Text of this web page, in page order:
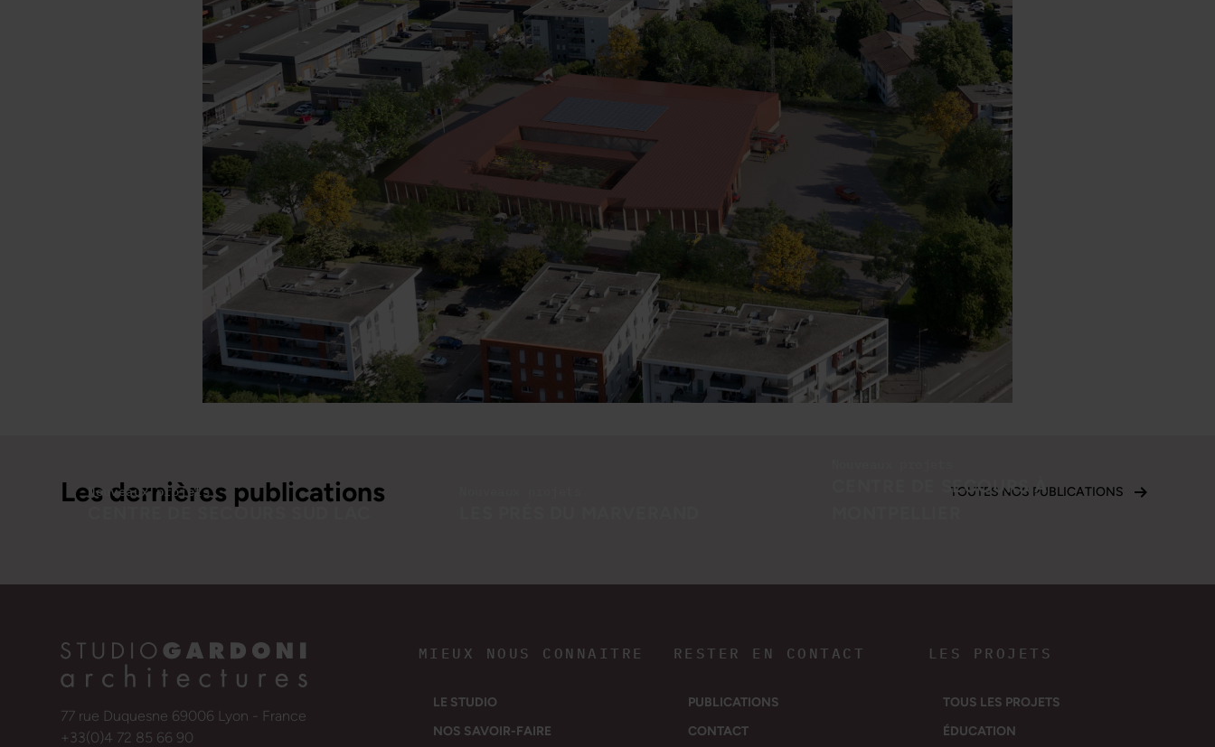
Les dernières publications TOUTES NOS PUBLICATIONS
Nouveaux projets
CENTRE DE SECOURS SUD LAC
CENTRE DE SECOURS À
77 rue Duquesne 69006 Lyon - France
+33(0)4 72 85 66 90
MIEUX NOUS CONNAITRE
LE STUDIO
NOS SAVOIR-FAIRE
RESTER EN CONTACT
PUBLICATIONS
CONTACT
LES PROJETS
TOUS LES PROJETS
ÉDUCATION